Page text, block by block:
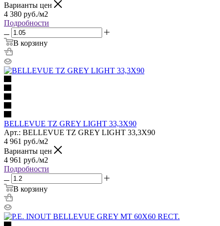
Варианты цен
4 380 руб./м2
Подробности
В корзину
BELLEVUE TZ GREY LIGHT 33,3X90
Арт.: BELLEVUE TZ GREY LIGHT 33,3X90
4 961 руб./м2
Варианты цен
4 961 руб./м2
Подробности
В корзину